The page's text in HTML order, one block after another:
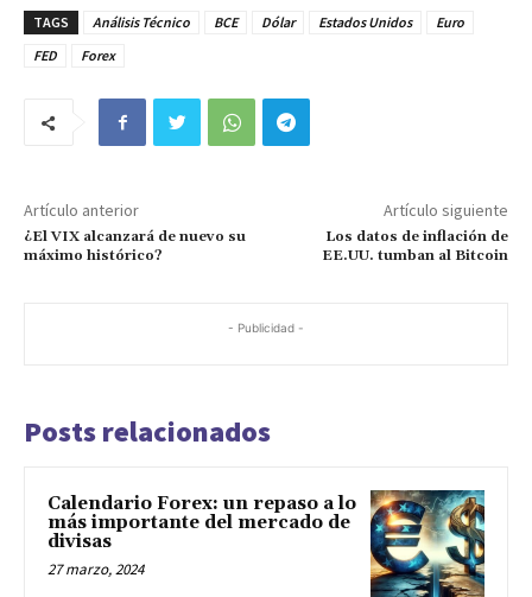
TAGS Análisis Técnico BCE Dólar Estados Unidos
Euro
FED
Forex
Artículo anterior
¿El VIX alcanzará de nuevo su
máximo histórico?
Artículo siguiente
Los datos de inflación de
EE.UU. tumban al Bitcoin
- Publicidad -
Posts relacionados
Calendario Forex: un repaso a lo
más importante del mercado de
divisas
27 marzo, 2024